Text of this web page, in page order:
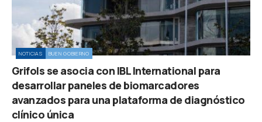
NOTICIAS BUEN GOBIERNO
Grifols se asocia con IBL International para
desarrollar paneles de biomarcadores
avanzados para una plataforma de diagnóstico
clínico única